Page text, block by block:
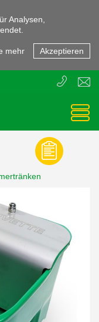
Analysen,
mehr Akzeptieren
E
T
3855